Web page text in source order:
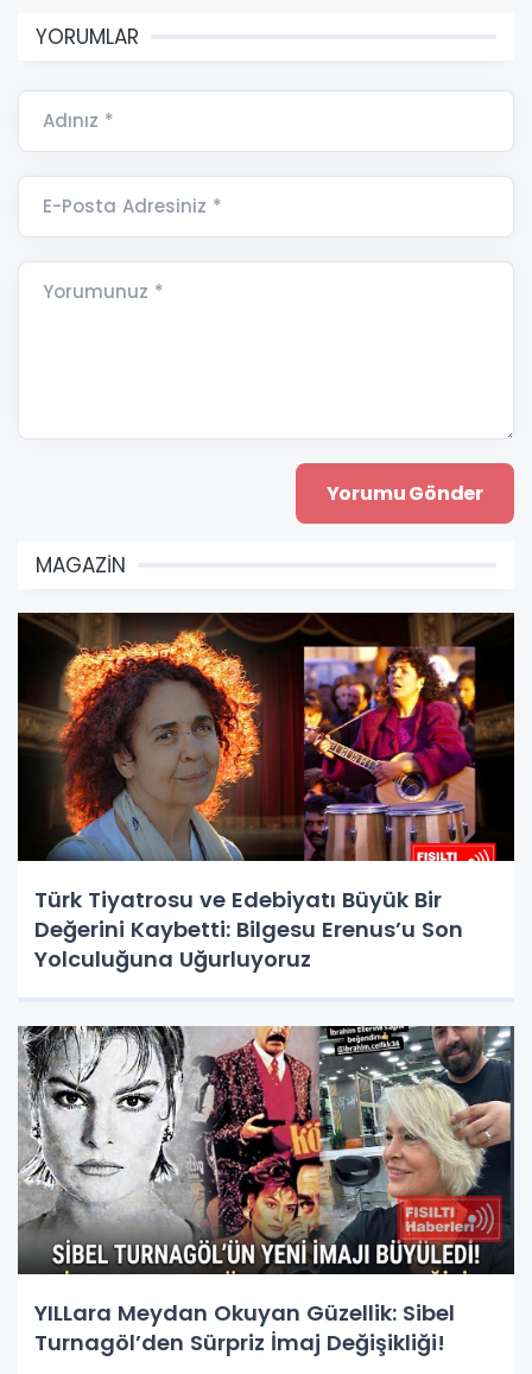
YORUMLAR
Adınız *
E-Posta Adresiniz *
Yorumunuz *
MAGAZİN
Türk Tiyatrosu ve Edebiyatı Büyük Bir
Değerini Kaybetti: Bilgesu Erenus’u Son
Yolculuğuna Uğurluyoruz
YILLara Meydan Okuyan Güzellik: Sibel
Turnagöl’den Sürpriz İmaj Değişikliği!